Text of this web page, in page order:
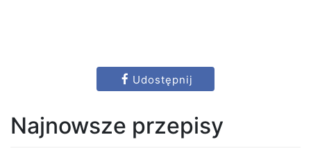
Udostępnij
Najnowsze przepisy